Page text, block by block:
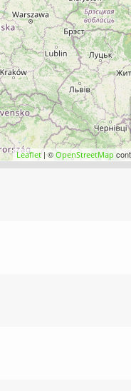
Leaflet | © OpenStreetMap